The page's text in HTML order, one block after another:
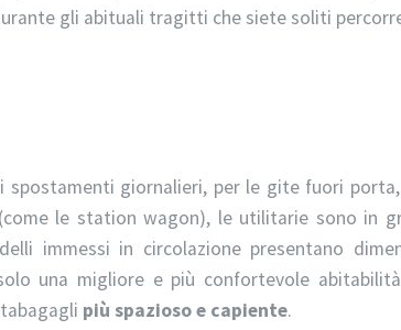
gli abituali tragitti che siete soliti
spostamenti giornalieri, per le gite fuori
le station wagon), le utilitarie sono in
immessi in circolazione presentano
una migliore e più confortevole
più spazioso e capiente.